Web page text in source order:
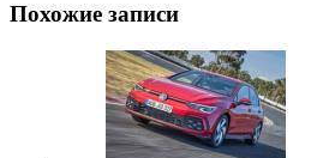
Похожие записи